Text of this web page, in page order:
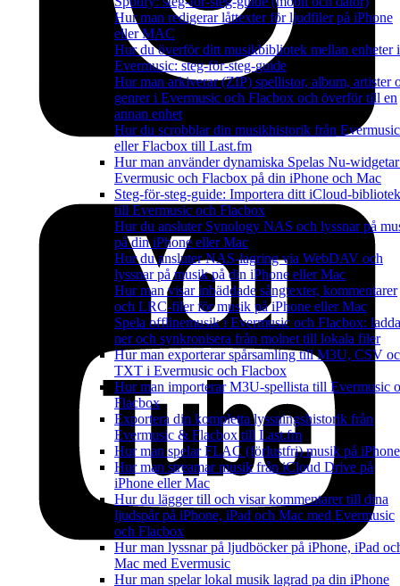
Hur man redigerar låttexter för ljudfiler på iPhone
eller MAC
Hur du överför ditt musikbibliotek mellan enheter i
Evermusic: steg-för-steg-guide
Hur man arkiverar (ZIP) spellistor, album, artister
genrer i Evermusic och Flacbox och överför till en
annan enhet
Hur du scrobblar din musikhistorik från Evermusic
eller Flacbox till Last.fm
Hur man använder dynamiska Spelas Nu-
Evermusic och Flacbox på din iPhone och Mac
Steg-för-steg-guide: Importera ditt iCloud-bibliotek
till Evermusic och Flacbox
Hur du ansluter Synology NAS och lyssnar på
på din iPhone eller Mac
Hur du ansluter NAS-lagring via WebDAV och
lyssnar på musik på din iPhone eller Mac
Hur man visar inbäddade sångtexter, kommentarer
och LRC-filer för musik på iPhone eller Mac
Spela offlinemusik i Evermusic och Flacbox: ladda
ner och synkronisera från molnet till lokala filer
Hur man exporterar spårsamling till M3U, CSV
TXT i Evermusic och Flacbox
Hur man importerar M3U-spellista till Evermusic
Flacbox
Exportera din kompletta lyssningshistorik från
Evermusic & Flacbox till Last.fm
Hur man spelar FLAC (förlustfri) musik på iPhone
Hur man streamar musik från iCloud Drive på
iPhone eller Mac
Hur du lägger till och visar kommentarer till dina
ljudspår på iPhone, iPad och Mac med Evermusic
och Flacbox
Hur man lyssnar på ljudböcker på iPhone, iPad
Mac med Evermusic
Hur man spelar lokal musik lagrad pa din iPhone